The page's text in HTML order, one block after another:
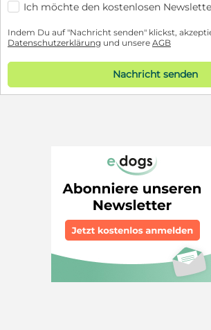
Ich möchte den kostenlosen
Indem Du auf "Nachricht senden" klickst,
Datenschutzerklärung und unsere AGB
Nachricht senden